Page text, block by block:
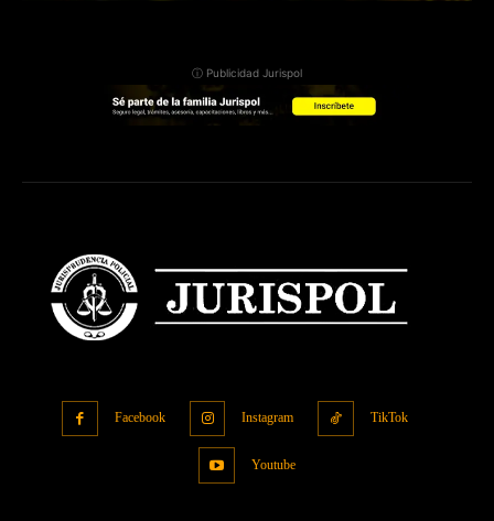
ⓘ Publicidad Jurispol
Facebook Instagram TikTok
Youtube